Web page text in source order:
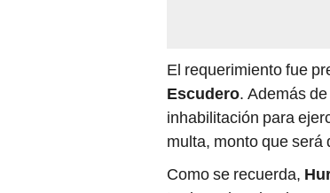
El requerimiento fue
Escudero. Además
inhabilitación para
multa, monto que será
Como se recuerda,